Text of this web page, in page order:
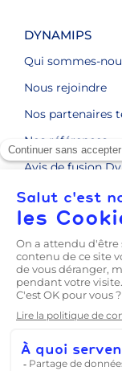
DYNAMIPS
Qui sommes-
Nous rejoindre
Nos partenaires
Nos références
Avis de fusion
ENGAGEMENTS
CONTACT
LE BLOG
Prise en main